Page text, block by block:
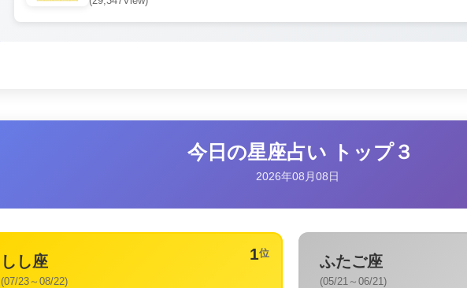
今日の星座占い トップ３
2026年08月08日
1位
しし座
(07/23～08/22)
ふたご座
(05/21～06/21)